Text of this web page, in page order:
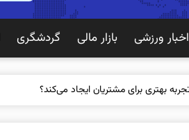
اخبار ورزشی بازار مالی گردشگری